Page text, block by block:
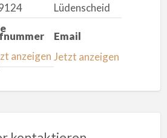
Lüdenscheid
anzeigen
Email
Jetzt anzeigen